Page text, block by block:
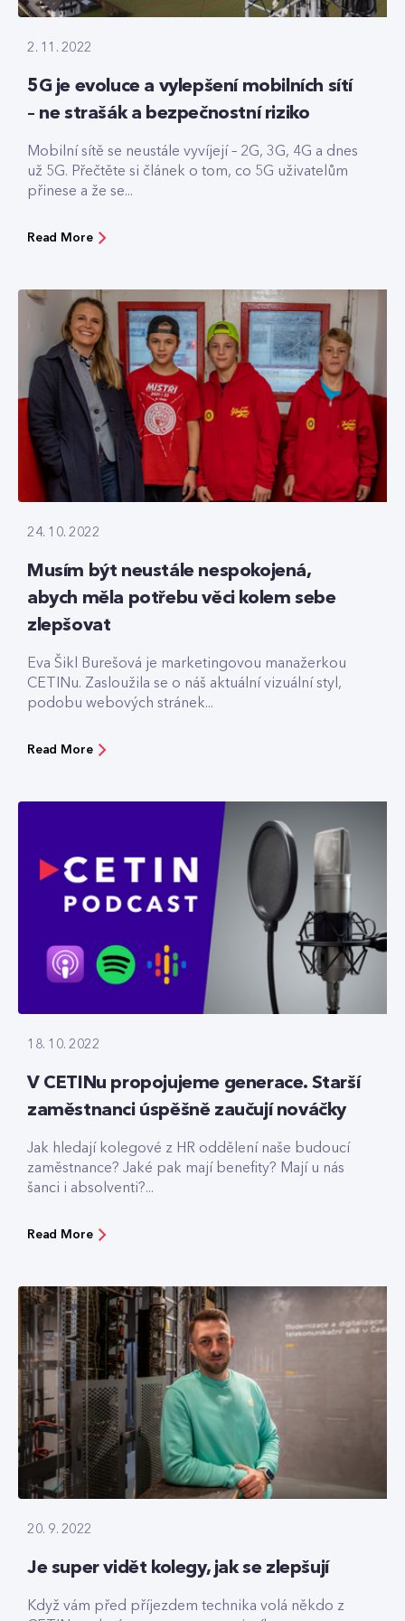
2. 11. 2022
5G je evoluce a vylepšení mobilních sítí
– ne strašák a bezpečnostní riziko
Mobilní sítě se neustále vyvíjejí – 2G, 3G, 4G a dnes
už 5G. Přečtěte si článek o tom, co 5G uživatelům
přinese a že se...
Read More
24. 10. 2022
Musím být neustále nespokojená,
abych měla potřebu věci kolem sebe
zlepšovat
Eva Šikl Burešová je marketingovou manažerkou
CETINu. Zasloužila se o náš aktuální vizuální styl,
podobu webových stránek...
Read More
18. 10. 2022
V CETINu propojujeme generace. Starší
zaměstnanci úspěšně zaučují nováčky
Jak hledají kolegové z HR oddělení naše budoucí
zaměstnance? Jaké pak mají benefity? Mají u nás
šanci i absolventi?...
Read More
20. 9. 2022
Je super vidět kolegy, jak se zlepšují
Když vám před příjezdem technika volá někdo z